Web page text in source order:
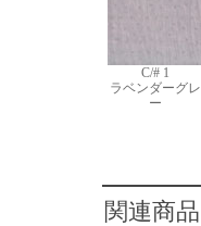
C/# 1
ラベンダーグレ
ー
関連商品